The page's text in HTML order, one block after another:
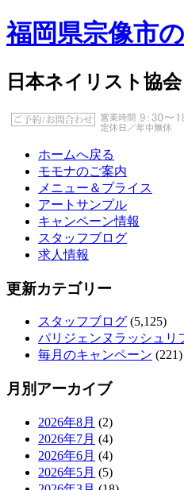
福岡県宗像市
日本ネイリスト協
ホームへ戻る
モモナのご案内
メニュー＆プライス
アートサンプル
キャンペーン情報
スタッフブログ
求人情報
更新カテゴリー
スタッフブログ (5,125)
パリジェンヌラッシュリ
毎月のキャンペーン (221)
月別アーカイブ
2026年8月 (2)
2026年7月 (4)
2026年6月 (4)
2026年5月 (5)